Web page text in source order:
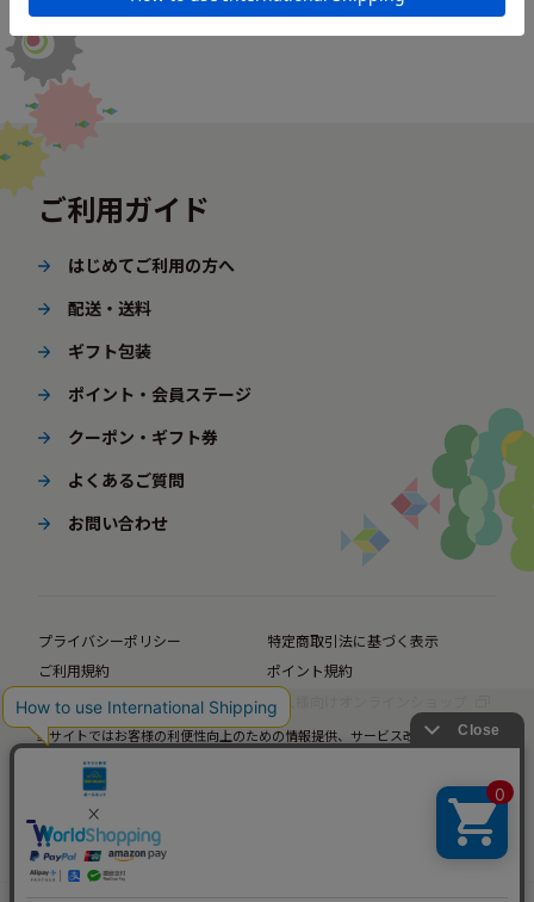
ご利用ガイド
はじめてご利用の方へ
配送・送料
ギフト包装
ポイント・会員ステージ
クーポン・ギフト券
よくあるご質問
お問い合わせ
プライバシーポリシー
特定商取引法に基づく表示
ご利用規約
ポイント規約
企業サイト
法人様向けオンラインショップ
当サイトではお客様の利便性向上のための情報提供、サービス改善のための分
当サイトの閲覧を継続された場合、Cookieの使用にご同意いただいたものとみ
なします。
詳細については